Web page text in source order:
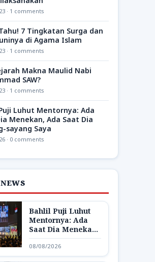
· 1 comments
7 Tingkatan Surga dan
di Agama Islam
· 1 comments
Makna Maulid Nabi
SAW?
· 1 comments
Luhut Mentornya: Ada
Menekan, Ada Saat Dia
sayang Saya
· 0 comments
Bahlil Puji Luhut
Mentornya: Ada
Saat Dia Menekan,
Ada Saat Dia
Sayang-sayang
Saya
08/08/2026